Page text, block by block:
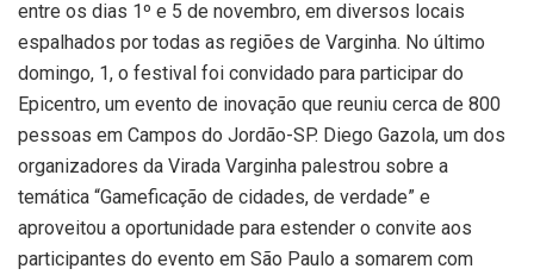
entre os dias 1º e 5 de novembro, em diversos locais
espalhados por todas as regiões de Varginha. No último
domingo, 1, o festival foi convidado para participar do
Epicentro, um evento de inovação que reuniu cerca de 800
pessoas em Campos do Jordão-SP. Diego Gazola, um dos
organizadores da Virada Varginha palestrou sobre a
temática “Gameficação de cidades, de verdade” e
aproveitou a oportunidade para estender o convite aos
participantes do evento em São Paulo a somarem com